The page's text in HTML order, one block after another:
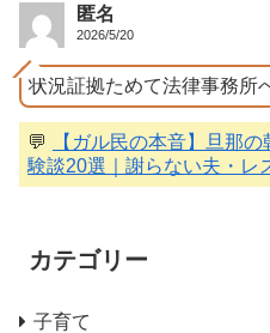
匿名
2026/5/20
状況証拠ためて法律事務所
💬
【ガル民の本音】旦那
験談20選｜謝らない夫・レ
カテゴリー
子育て